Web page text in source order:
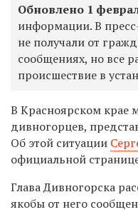
Обновлено 1
информации. В
не получали от
сообщениях, но все
происшествие в
В Красноярском
дивногорцев,
Об этой ситуации
официальной
Глава Дивногорска
якобы от него